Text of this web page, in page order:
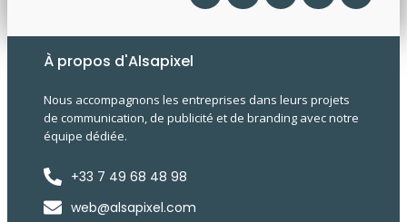
À propos d'Alsapixel
Nous accompagnons les entreprises dans leurs projets
de communication, de publicité et de branding avec notre
équipe dédiée.
+33 7 49 68 48 98
web@alsapixel.com